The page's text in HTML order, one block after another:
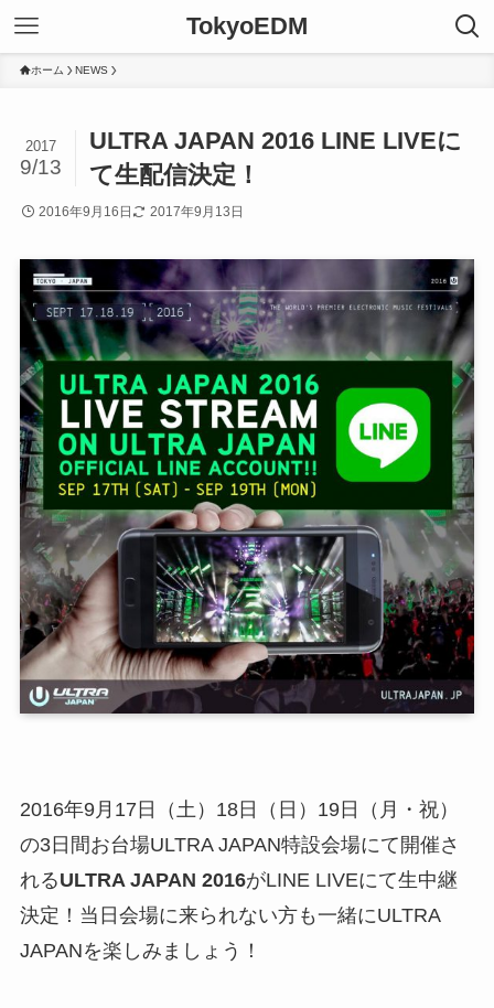
TokyoEDM
ホーム NEWS
ULTRA JAPAN 2016 LINE LIVEに
て生配信決定！
2017
9/13
2016年9月16日 2017年9月13日
2016年9月17日（土）18日（日）19日（月・祝）
の3日間お台場ULTRA JAPAN特設会場にて開催さ
れるULTRA JAPAN 2016がLINE LIVEにて生中継
決定！当日会場に来られない方も一緒にULTRA
JAPANを楽しみましょう！